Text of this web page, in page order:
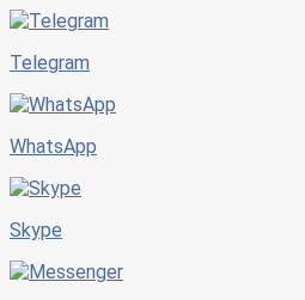
Telegram
WhatsApp
Skype